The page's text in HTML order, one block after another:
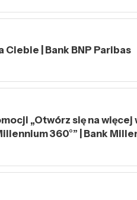
Ciebie | Bank BNP Paribas
„Otwórz się na więcej
360°” | Bank